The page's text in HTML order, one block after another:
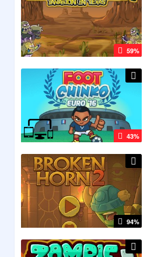
59%
43%
94%